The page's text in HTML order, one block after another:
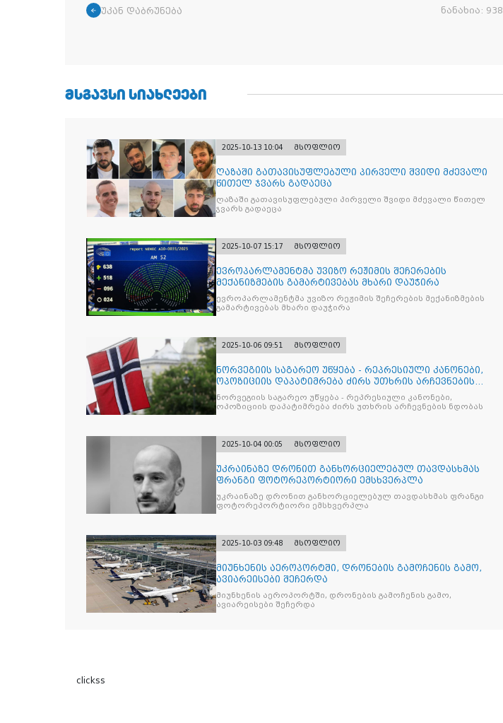
უკან დაბრუნება ნანახია: 938
ᲛᲡᲒᲐᲕᲡᲘ ᲡᲘᲐᲮᲚᲔᲔᲑᲘ
2025-10-13 10:04 მსოფლიო
ღაზაში გათავისუფლებული პირველი შვიდი მძევალი
წითელ ჯვარს გადაეცა
ღაზაში გათავისუფლებული პირველი შვიდი მძევალი წითელ
ჯვარს გადაეცა
2025-10-07 15:17 მსოფლიო
ევროპარლამენტმა უვიზო რეჟიმის შეჩერების
მექანიზმების გამარტივებას მხარი დაუჭირა
ევროპარლამენტმა უვიზო რეჟიმის შეჩერების მექანიზმების
გამარტივებას მხარი დაუჭირა
2025-10-06 09:51 მსოფლიო
ნორვეგიის საგარეო უწყება - რეპრესიული კანონები,
ოპოზიციის დაპატიმრება ძირს უთხრის არჩევნების
ნდობას
ნორვეგიის საგარეო უწყება - რეპრესიული კანონები,
ოპოზიციის დაპატიმრება ძირს უთხრის არჩევნების ნდობას
2025-10-04 00:05 მსოფლიო
უკრაინაზე დრონით განხორციელებულ თავდასხმას
ფრანგი ფოტორეპორტიორი ემსხვერპლა
უკრაინაზე დრონით განხორციელებულ თავდასხმას ფრანგი
ფოტორეპორტიორი ემსხვერპლა
2025-10-03 09:48 მსოფლიო
მიუნხენის აეროპორტში, დრონების გამოჩენის გამო,
ავიარეისები შეჩერდა
მიუნხენის აეროპორტში, დრონების გამოჩენის გამო,
ავიარეისები შეჩერდა
clickss